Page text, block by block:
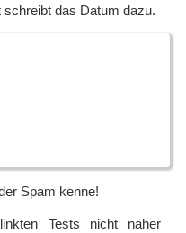
das Datum dazu.
Spam kenne!
Tests nicht näher